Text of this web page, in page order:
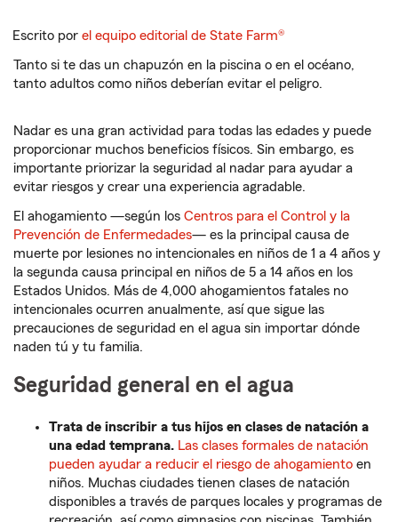
Escrito porel equipo editorial de State Farm®
Tanto si te das un chapuzón en la piscina o en el océano,
tanto adultos como niños deberían evitar el peligro.
Nadar es una gran actividad para todas las edades y puede
proporcionar muchos beneficios físicos. Sin embargo, es
importante priorizar la seguridad al nadar para ayudar a
evitar riesgos y crear una experiencia agradable.
El ahogamiento —según los Centros para el Control y la
Prevención de Enfermedades— es la principal causa de
muerte por lesiones no intencionales en niños de 1 a 4 años y
la segunda causa principal en niños de 5 a 14 años en los
Estados Unidos. Más de 4,000 ahogamientos fatales no
intencionales ocurren anualmente, así que sigue las
precauciones de seguridad en el agua sin importar dónde
naden tú y tu familia.
Seguridad general en el agua
Trata de inscribir a tus hijos en clases de natación a
una edad temprana. Las clases formales de natación
pueden ayudar a reducir el riesgo de ahogamiento en
niños. Muchas ciudades tienen clases de natación
disponibles a través de parques locales y programas de